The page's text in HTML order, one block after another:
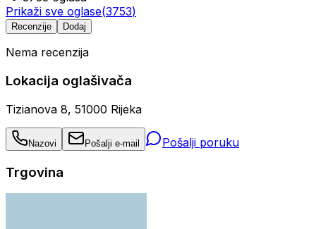
Prikaži sve oglase(3753)
Recenzije Dodaj
Nema recenzija
Lokacija oglašivača
Tizianova 8, 51000 Rijeka
Nazovi Pošalji e-mail Pošalji poruku
Trgovina